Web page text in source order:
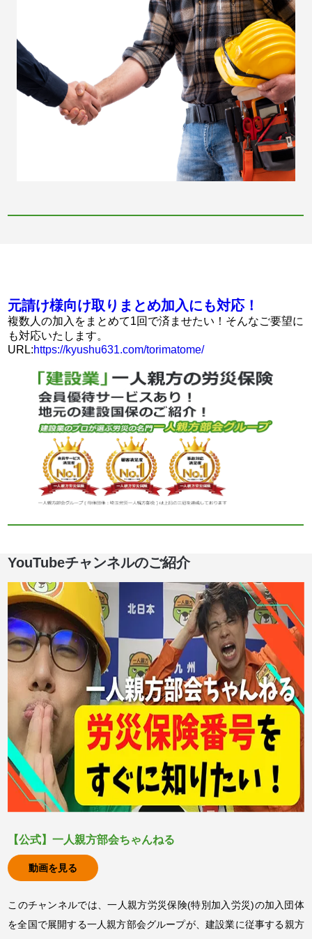
元請け様向け取りまとめ加入にも対応！
複数人の加入をまとめて1回で済ませたい！そんなご要望に
も対応いたします。
URL:https://kyushu631.com/torimatome/
YouTubeチャンネルのご紹介
【公式】一人親方部会ちゃんねる
動画を見る
このチャンネルでは、一人親方労災保険(特別加入労災)の加入団体
を全国で展開する一人親方部会グループが、建設業に従事する親方